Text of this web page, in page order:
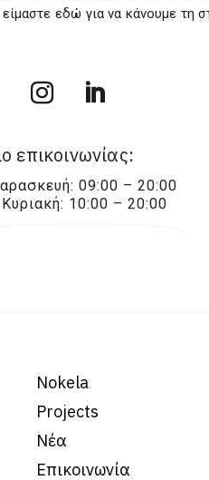
εδώ για να κάνουμε τη
επικοινωνίας:
09:00 – 20:00
10:00 – 20:00
Nokela
Projects
Νέα
Επικοινωνία